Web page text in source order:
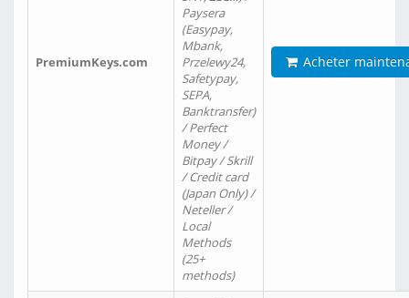
PremiumKeys.com
Paysera
(Easypay,
Mbank,
Przelewy24,
Safetypay,
SEPA,
Banktransfer)
/ Perfect
Money /
Bitpay / Skrill
/ Credit card
(Japan Only) /
Neteller /
Local
Methods
(25+
methods)
Acheter